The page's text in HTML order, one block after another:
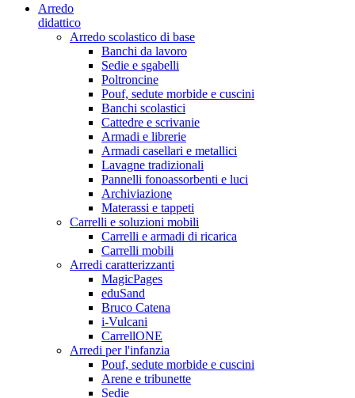
Arredo
didattico
Arredo scolastico di base
Banchi da lavoro
Sedie e sgabelli
Poltroncine
Pouf, sedute morbide e cuscini
Banchi scolastici
Cattedre e scrivanie
Armadi e librerie
Armadi casellari e metallici
Lavagne tradizionali
Pannelli fonoassorbenti e luci
Archiviazione
Materassi e tappeti
Carrelli e soluzioni mobili
Carrelli e armadi di ricarica
Carrelli mobili
Arredi caratterizzanti
MagicPages
eduSand
Bruco Catena
i-Vulcani
CarrellONE
Arredi per l'infanzia
Pouf, sedute morbide e cuscini
Arene e tribunette
Sedie